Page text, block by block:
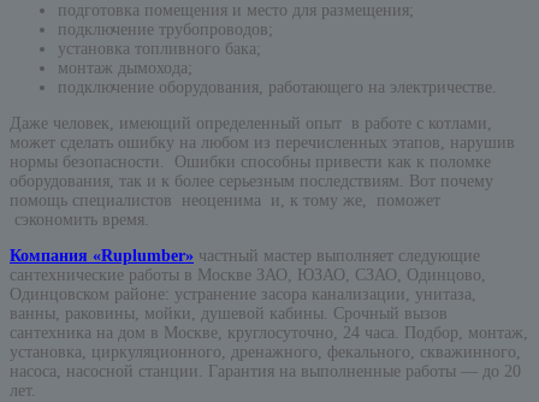
подготовка помещения и место для размещения;
подключение трубопроводов;
установка топливного бака;
монтаж дымохода;
подключение оборудования, работающего на электричестве.
Даже человек, имеющий определенный опыт в работе с котлами,
может сделать ошибку на любом из перечисленных этапов, нарушив
нормы безопасности. Ошибки способны привести как к поломке
оборудования, так и к более серьезным последствиям. Вот почему
помощь специалистов неоценима и, к тому же, поможет
сэкономить время.
Компания «Ruplumber» частный мастер выполняет следующие
сантехнические работы в Москве ЗАО, ЮЗАО, СЗАО, Одинцово,
Одинцовском районе: устранение засора канализации, унитаза,
ванны, раковины, мойки, душевой кабины. Срочный вызов
сантехника на дом в Москве, круглосуточно, 24 часа. Подбор, монтаж,
установка, циркуляционного, дренажного, фекального, скважинного,
насоса, насосной станции. Гарантия на выполненные работы — до 20
лет.